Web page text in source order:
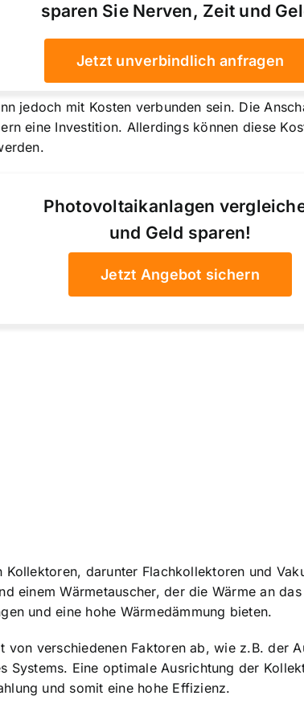
sparen Sie Nerven, Zeit und
Jetzt unverbindlich anfragen
jedoch mit Kosten verbunden sein. Die
eine Investition. Allerdings können diese
Photovoltaikanlagen
und Geld sparen!
Jetzt Angebot sichern
darunter Flachkollektoren und
einem Wärmetauscher, der die Wärme an
und eine hohe Wärmedämmung bieten.
von verschiedenen Faktoren ab, wie z.B. der
Systems. Eine optimale Ausrichtung der
und somit eine hohe Effizienz.